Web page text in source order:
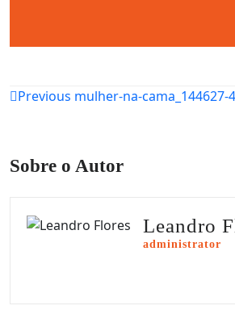
Navegação
Previous mulher-na-cama_144627-
Sobre o Autor
Leandro
administrator